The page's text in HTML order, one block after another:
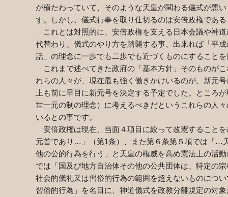
が横たわっていて、そのような天皇が関わる儀式が悪
す。しかし、儀式行事を取り仕切るのは安倍政権であ
これとは対照的に、安倍政権を支える日本会議や神
代替わり」儀式のやり方を踏襲する事、出来れば「平
話」の理念に一歩でも二歩でも近づくものにすること
これまで述べてきた政府の「基本方針」そのものが
れらの人々が、現在最も強く働きかけいるのが、新元
上も前に早目に新元号を決定する予定でした。ところ
世一元の制の理念）に考えるべきだというこれらの人
いるとの事です。
安倍政権は現在、当面４項目に絞って改憲すること
元首であり…」（第1条）、また第６条第５項では「…
他の公的行為を行う」と天皇の権威を高め憲法上の活
では「国及び地方自治体その他の公共団体は、特定の
社会的儀礼又は習俗的行為の範囲を超えないものにつ
習俗的行為」を名目に、神道儀式を政教分離規定の対